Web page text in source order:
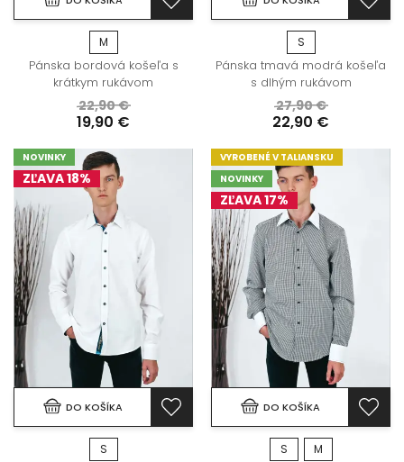
M
Pánska bordová košeľa s
krátkym rukávom
22,90 €
19,90 €
S
Pánska tmavá modrá košeľa
s dlhým rukávom
27,90 €
22,90 €
NOVINKY
ZĽAVA 18%
DO KOŠÍKA
S
VYROBENÉ V TALIANSKU
NOVINKY
ZĽAVA 17%
DO KOŠÍKA
S M